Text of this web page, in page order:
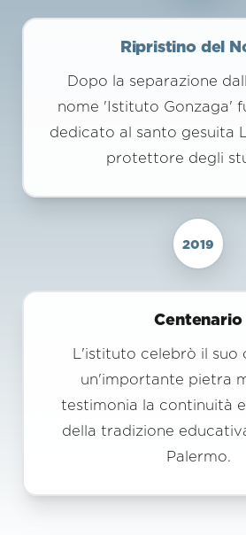
Ripristino del
Dopo la separazione
nome 'Istituto Gonzaga'
dedicato al santo gesuita
protettore degli
2019
Centenario
L'istituto celebrò il suo
un'importante pietra
testimonia la continuità
della tradizione
Palermo.